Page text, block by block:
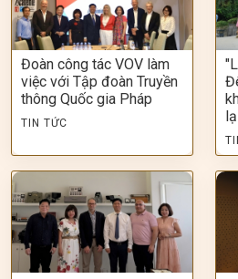
Đoàn công tác VOV làm
việc với Tập đoàn Truyền
thông Quốc gia Pháp
TIN TỨC